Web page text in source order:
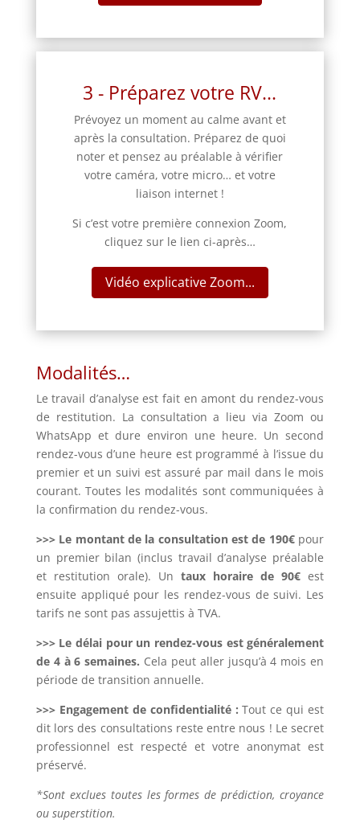
3 - Préparez votre RV...
Prévoyez un moment au calme avant et
après la consultation. Préparez de quoi
noter et pensez au préalable à vérifier
votre caméra, votre micro… et votre
liaison internet !
Si c’est votre première connexion Zoom,
cliquez sur le lien ci-après…
Vidéo explicative Zoom...
Modalités…
Le travail d’analyse est fait en amont du rendez-vous
de restitution. La consultation a lieu via Zoom ou
WhatsApp et dure environ une heure. Un second
rendez-vous d’une heure est programmé à l’issue du
premier et un suivi est assuré par mail dans le mois
courant. Toutes les modalités sont communiquées à
la confirmation du rendez-vous.
>>> Le montant de la consultation est de 190€pour
un premier bilan (inclus travail d’analyse préalable
et restitution orale). Untaux horaire de 90€ est
ensuite appliqué pour les rendez-vous de suivi. Les
tarifs ne sont pas assujettis à TVA.
>>> Le délai pour un rendez-vous est généralement
de 4 à 6 semaines. Cela peut aller jusqu’à 4 mois en
période de transition annuelle.
>>> Engagement de confidentialité :Tout ce qui est
dit lors des consultations reste entre nous ! Le secret
professionnel est respecté et votre anonymat est
préservé.
*Sont exclues toutes les formes de prédiction, croyance
ou superstition.